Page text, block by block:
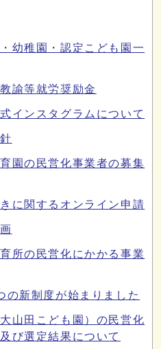
幼稚園・認定こども園一
諭等就労奨励金
インスタグラムについて
園の民営化事業者の募集
に関するオンライン申請
所の民営化にかかる事業
の新制度が始まりました
山田こども園）の民営化
び選定結果について